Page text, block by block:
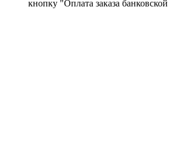
кнопку "Оплата заказа